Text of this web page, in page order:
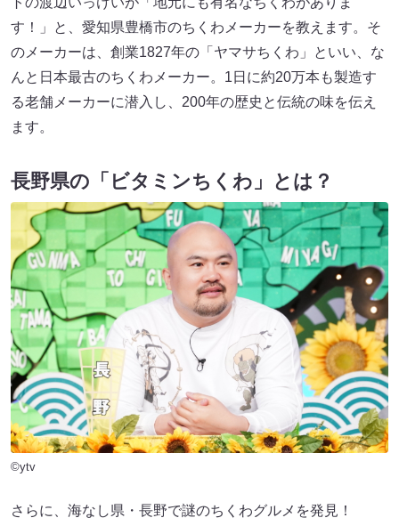
す！」と、愛知県豊橋市のちくわメーカーを教えます。そ
のメーカーは、創業1827年の「ヤマサちくわ」といい、な
んと日本最古のちくわメーカー。1日に約20万本も製造す
る老舗メーカーに潜入し、200年の歴史と伝統の味を伝え
ます。
長野県の「ビタミンちくわ」とは？
©ytv
さらに、海なし県・長野で謎のちくわグルメを発見！